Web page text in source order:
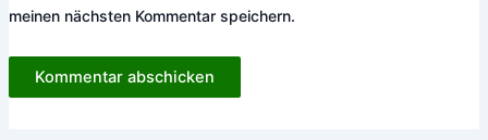
meinen nächsten Kommentar speichern.